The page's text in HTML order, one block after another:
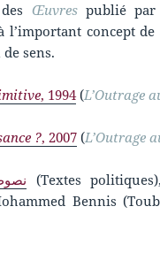
Œuvrespublié par
l’important concept de
sens.
, 1994(L’Outrage
?, 2007 (L’Outrage
(Textes
Bennis